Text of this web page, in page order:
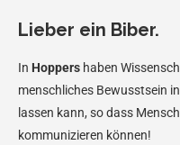
Lieber ein Biber.
In Hoppers haben
menschliches Bewusstsein
lassen kann, so dass
kommunizieren können!